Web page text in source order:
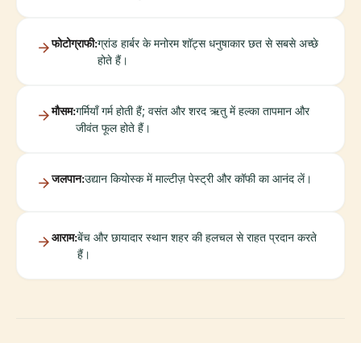
फोटोग्राफी:ग्रांड हार्बर के मनोरम शॉट्स धनुषाकार छत से सबसे अच्छे
होते हैं।
मौसम:गर्मियाँ गर्म होती हैं; वसंत और शरद ऋतु में हल्का तापमान और
जीवंत फूल होते हैं।
जलपान:उद्यान कियोस्क में माल्टीज़ पेस्ट्री और कॉफी का आनंद लें।
आराम:बेंच और छायादार स्थान शहर की हलचल से राहत प्रदान करते
हैं।